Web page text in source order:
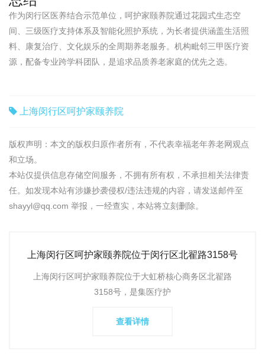
作为闵行区医养结合示范单位，呵护家颐养院通过花园式生态空
间、三级医疗支持体系及智能化照护系统，为长者提供涵盖生活照
料、康复治疗、文化娱乐的全周期养老服务。机构毗邻三甲医疗资
源，配备专业跨学科团队，是追求品质养老家庭的优先之选。
上海闵行区呵护家颐养院
版权声明：本文的版权归原作者所有，不代表幸福老年养老网观点
和立场。
本站仅提供信息存储空间服务，不拥有所有权，不承担相关法律责
任。如发现本站有涉嫌抄袭侵权/违法违规的内容，请发送邮件至
shayyl@qq.com 举报，一经查实，本站将立刻删除。
上海闵行区呵护家颐养院位于闵行区北翟路3158号
上海闵行区呵护家颐养院位于大虹桥核心商务区北翟路
3158号，是集医疗护
查看详情